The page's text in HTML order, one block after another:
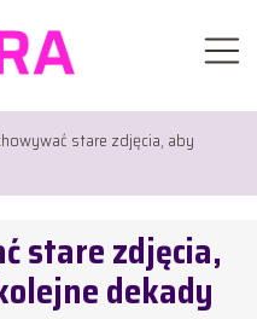
stare zdjęcia, aby
stare zdjęcia,
dekady